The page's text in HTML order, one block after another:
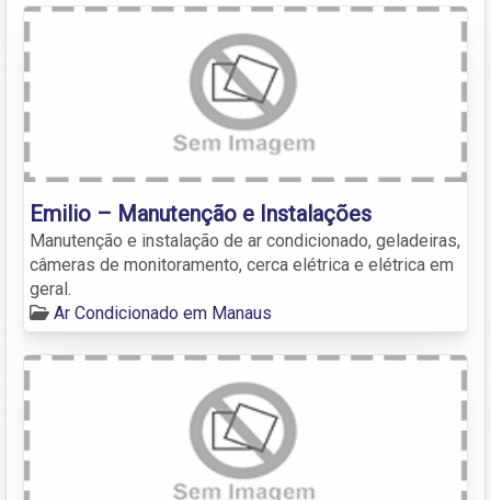
Emilio – Manutenção e Instalações
Manutenção e instalação de ar condicionado, geladeiras,
câmeras de monitoramento, cerca elétrica e elétrica em
geral.
Ar Condicionado em Manaus